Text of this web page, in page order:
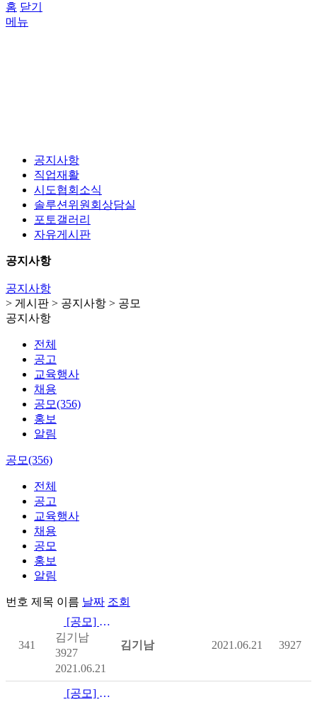
홈 닫기
메뉴
공지사항
직업재활
시도협회소식
솔루션위원회상담실
포토갤러리
자유게시판
공지사항
공지사항
> 게시판 > 공지사항 > 공모
공지사항
전체
공고
교육행사
채용
공모(356)
홍보
알림
공모(356)
전체
공고
교육행사
채용
공모
홍보
알림
번호 제목 이름 날짜 조회
341
[공모] [사회복지공동모금회] 온라인배분사업
김기남
3927
2021.06.21
김기남 2021.06.21 3927
[공모] [사회복지공동모금회] 온라인배분사업 - 전남, 부산